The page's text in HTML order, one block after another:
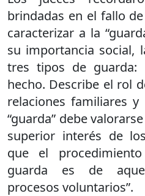
brindadas en el fallo
caracterizar a la
su importancia social,
tres tipos de guarda:
hecho. Describe el rol
relaciones familiares
“guarda” debe
superior interés de
que el
guarda es de
procesos voluntarios”.